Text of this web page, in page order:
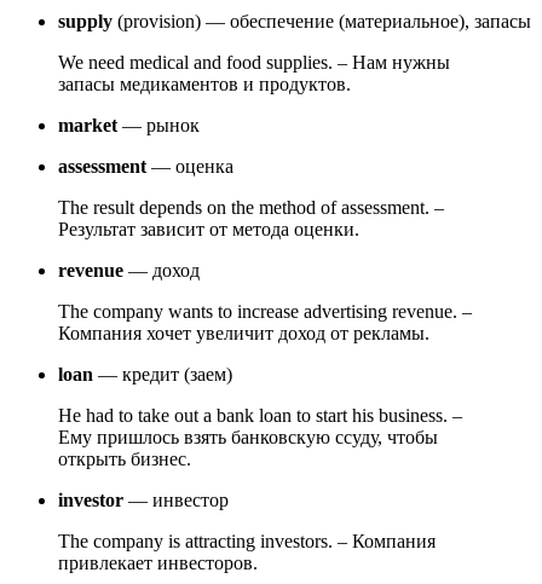
supply (provision) — обеспечение (материальное), запасы
We need medical and food supplies. – Нам нужны
запасы медикаментов и продуктов.
market — рынок
assessment — оценка
The result depends on the method of assessment. –
Результат зависит от метода оценки.
revenue — доход
The company wants to increase advertising revenue. –
Компания хочет увеличит доход от рекламы.
loan — кредит (заем)
He had to take out a bank loan to start his business. –
Ему пришлось взять банковскую ссуду, чтобы
открыть бизнес.
investor — инвестор
The company is attracting investors. – Компания
привлекает инвесторов.